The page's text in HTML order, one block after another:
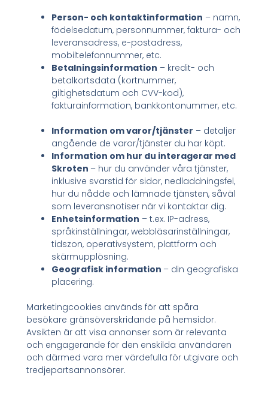
Person- och kontaktinformation – namn,
födelsedatum, personnummer, faktura- och
leveransadress, e-postadress,
mobiltelefonnummer, etc.
Betalningsinformation – kredit- och
betalkortsdata (kortnummer,
giltighetsdatum och CVV-kod),
fakturainformation, bankkontonummer, etc.
Information om varor/tjänster – detaljer
angående de varor/tjänster du har köpt.
Information om hur du interagerar med
Skroten – hur du använder våra tjänster,
inklusive svarstid för sidor, nedladdningsfel,
hur du nådde och lämnade tjänsten, såväl
som leveransnotiser när vi kontaktar dig.
Enhetsinformation – t.ex. IP-adress,
språkinställningar, webbläsarinställningar,
tidszon, operativsystem, plattform och
skärmupplösning.
Geografisk information – din geografiska
placering.
Marketingcookies används för att spåra
besökare gränsöverskridande på hemsidor.
Avsikten är att visa annonser som är relevanta
och engagerande för den enskilda användaren
och därmed vara mer värdefulla för utgivare och
tredjepartsannonsörer.